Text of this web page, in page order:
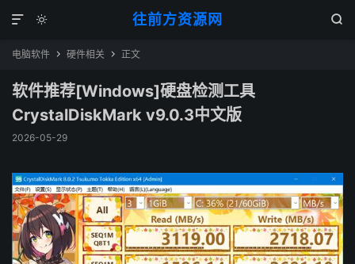
往前方资源网
 

电脑软件  硬件相关  正文
软件推荐[Windows]硬盘检测工具
CrystalDiskMark v9.0.3中文版
2026-05-29